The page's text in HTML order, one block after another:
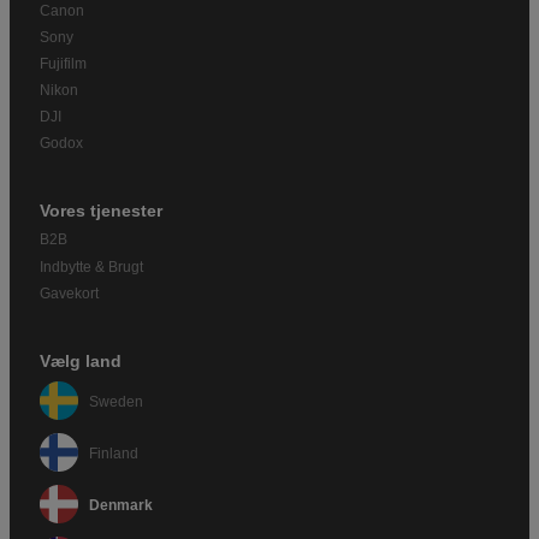
Canon
Sony
Fujifilm
Nikon
DJI
Godox
Vores tjenester
B2B
Indbytte & Brugt
Gavekort
Vælg land
Sweden
Finland
Denmark